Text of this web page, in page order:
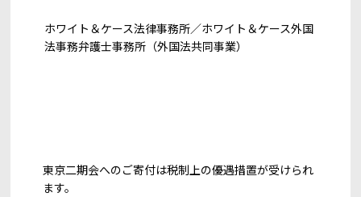
ホワイト＆ケース法律事務所／ホワイト＆ケース外国
法事務弁護士事務所（外国法共同事業）
東京二期会へのご寄付は税制上の優遇措置が受けられ
ます。